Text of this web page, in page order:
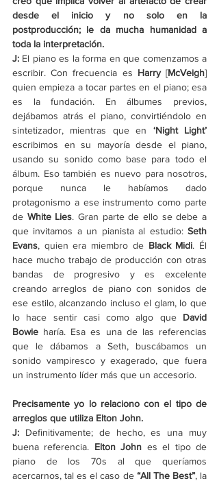
desde el inicio y no solo en la
postproducción; le da mucha humanidad a
toda la interpretación.
J: El piano es la forma en que comenzamos a
escribir. Con frecuencia es Harry [McVeigh]
quien empieza a tocar partes en el piano; esa
es la fundación. En álbumes previos,
dejábamos atrás el piano, convirtiéndolo en
sintetizador, mientras que en ‘Night Light’
escribimos en su mayoría desde el piano,
usando su sonido como base para todo el
álbum. Eso también es nuevo para nosotros,
porque nunca le habíamos dado
protagonismo a ese instrumento como parte
de White Lies. Gran parte de ello se debe a
que invitamos a un pianista al estudio: Seth
Evans, quien era miembro de Black Midi. Él
hace mucho trabajo de producción con otras
bandas de progresivo y es excelente
creando arreglos de piano con sonidos de
ese estilo, alcanzando incluso el glam, lo que
lo hace sentir casi como algo que David
Bowie haría. Esa es una de las referencias
que le dábamos a Seth, buscábamos un
sonido vampiresco y exagerado, que fuera
un instrumento líder más que un accesorio.
Precisamente yo lo relaciono con el tipo de
arreglos que utiliza Elton John.
J: Definitivamente; de hecho, es una muy
buena referencia. Elton John es el tipo de
piano de los 70s al que queríamos
acercarnos, tal es el caso de “All The Best”, la